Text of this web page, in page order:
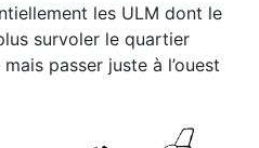
les ULM dont le
survoler le quartier
passer juste à l’ouest